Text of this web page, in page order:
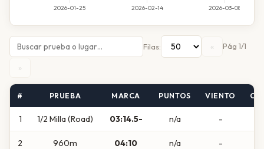
Filas: « Pág 1/1
»
# PRUEBA MARCA PUNTOS VIENTO
1 1/2 Milla (Road) 03:14.5- n/a -
2 960m 04:10 n/a -